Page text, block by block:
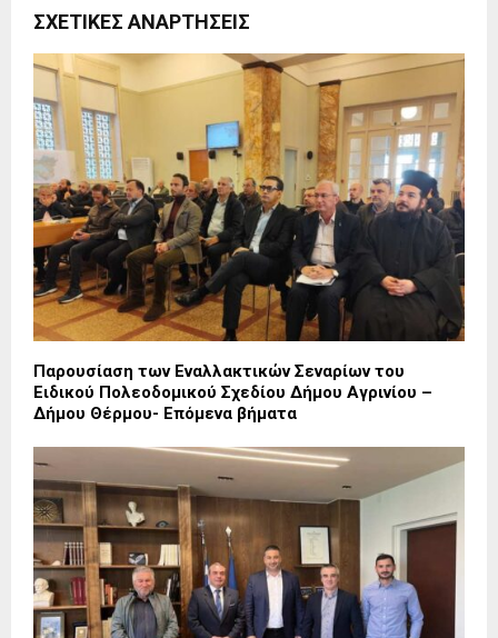
ΣΧΕΤΙΚΈΣ ΑΝΑΡΤΉΣΕΙΣ
Παρουσίαση των Εναλλακτικών Σεναρίων του
Ειδικού Πολεοδομικού Σχεδίου Δήμου Αγρινίου –
Δήμου Θέρμου- Επόμενα βήματα